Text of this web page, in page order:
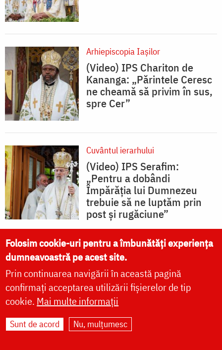
Arhiepiscopia Iaşilor
(Video) IPS Chariton de
Kananga: „Părintele Ceresc
ne cheamă să privim în sus,
spre Cer”
Cuvântul ierarhului
(Video) IPS Serafim:
„Pentru a dobândi
Împărăția lui Dumnezeu
trebuie să ne luptăm prin
post și rugăciune”
Arhiepiscopia Iaşilor
(Video) IPS Chariton:
„Hristos este Dumnezeu și
vrea ca fiii Lui să fie ca El”
Folosim cookie-uri pentru a îmbunătăți experiența
dumneavoastră pe acest site.
Prin continuarea navigării în această pagină
confirmați acceptarea utilizării fișierelor de tip
cookie. Mai multe informații
Sunt de acord Nu, mulțumesc